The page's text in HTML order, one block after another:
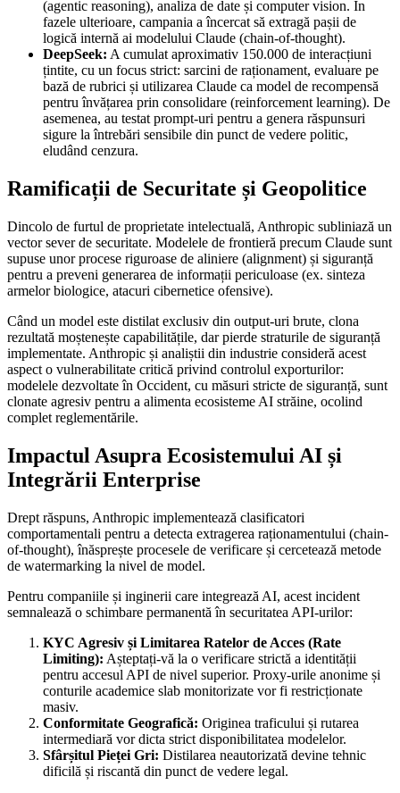
(agentic reasoning), analiza de date și computer vision. În
fazele ulterioare, campania a încercat să extragă pașii de
logică internă ai modelului Claude (chain-of-thought).
DeepSeek: A cumulat aproximativ 150.000 de interacțiuni
țintite, cu un focus strict: sarcini de raționament, evaluare pe
bază de rubrici și utilizarea Claude ca model de recompensă
pentru învățarea prin consolidare (reinforcement learning). De
asemenea, au testat prompt-uri pentru a genera răspunsuri
sigure la întrebări sensibile din punct de vedere politic,
eludând cenzura.
Ramificații de Securitate și Geopolitice
Dincolo de furtul de proprietate intelectuală, Anthropic subliniază un
vector sever de securitate. Modelele de frontieră precum Claude sunt
supuse unor procese riguroase de aliniere (alignment) și siguranță
pentru a preveni generarea de informații periculoase (ex. sinteza
armelor biologice, atacuri cibernetice ofensive).
Când un model este distilat exclusiv din output-uri brute, clona
rezultată moștenește capabilitățile, dar pierde straturile de siguranță
implementate. Anthropic și analiștii din industrie consideră acest
aspect o vulnerabilitate critică privind controlul exporturilor:
modelele dezvoltate în Occident, cu măsuri stricte de siguranță, sunt
clonate agresiv pentru a alimenta ecosisteme AI străine, ocolind
complet reglementările.
Impactul Asupra Ecosistemului AI și
Integrării Enterprise
Drept răspuns, Anthropic implementează clasificatori
comportamentali pentru a detecta extragerea raționamentului (chain-
of-thought), înăsprește procesele de verificare și cercetează metode
de watermarking la nivel de model.
Pentru companiile și inginerii care integrează AI, acest incident
semnalează o schimbare permanentă în securitatea API-urilor:
KYC Agresiv și Limitarea Ratelor de Acces (Rate
Limiting): Așteptați-vă la o verificare strictă a identității
pentru accesul API de nivel superior. Proxy-urile anonime și
conturile academice slab monitorizate vor fi restricționate
masiv.
Conformitate Geografică: Originea traficului și rutarea
intermediară vor dicta strict disponibilitatea modelelor.
Sfârșitul Pieței Gri: Distilarea neautorizată devine tehnic
dificilă și riscantă din punct de vedere legal.